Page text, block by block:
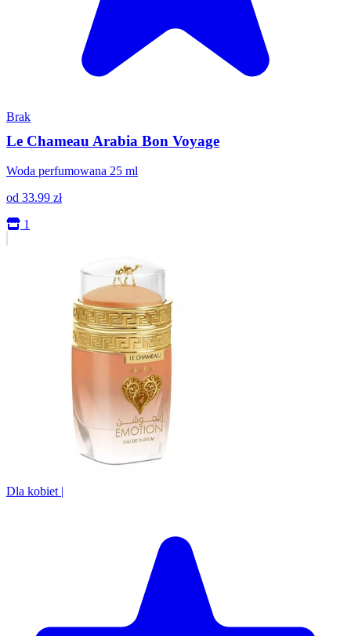
Brak
Le Chameau Arabia Bon Voyage
Woda perfumowana 25 ml
od 33.99 zł
1
Dla kobiet |